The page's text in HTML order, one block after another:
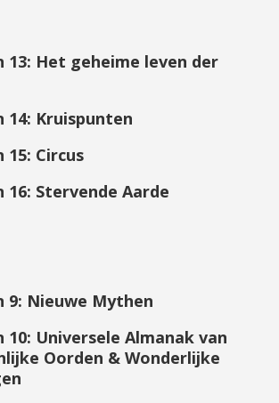
13: Het geheime leven der
14: Kruispunten
15: Circus
16: Stervende Aarde
9: Nieuwe Mythen
10: Universele Almanak van
Oorden & Wonderlijke